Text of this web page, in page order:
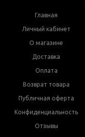
Главная
Личный кабинет
О магазине
Доставка
Оплата
Возврат товара
Публичная оферта
Конфиденциальность
Отзывы